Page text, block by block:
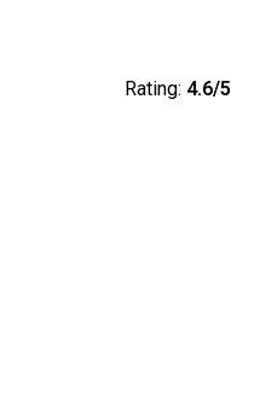
Rating: 4.6/5